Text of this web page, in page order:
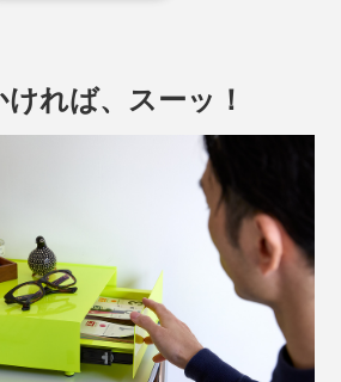
置こうか、想像するだけで胸が高
れば、スーッ！